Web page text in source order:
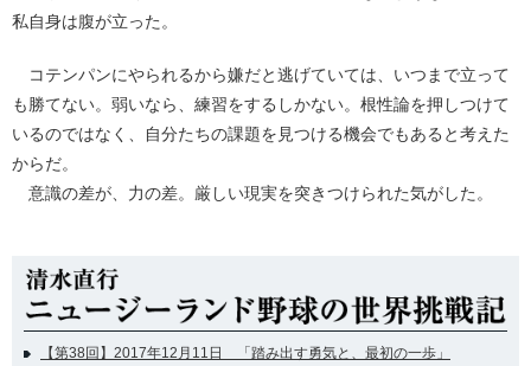
私自身は腹が立った。
コテンパンにやられるから嫌だと逃げていては、いつまで立って
も勝てない。弱いなら、練習をするしかない。根性論を押しつけて
いるのではなく、自分たちの課題を見つける機会でもあると考えた
からだ。
意識の差が、力の差。厳しい現実を突きつけられた気がした。
【第38回】2017年12月11日 「踏み出す勇気と、最初の一歩」